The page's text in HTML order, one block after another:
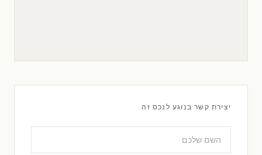
יצירת קשר בנוגע לנכס זה